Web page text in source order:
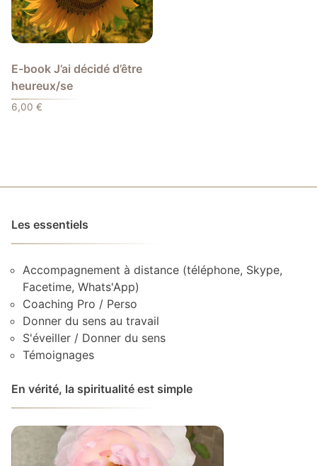
E-book J’ai décidé d’être
heureux/se
6,00 €
Les essentiels
Accompagnement à distance (téléphone, Skype,
Facetime, Whats'App)
Coaching Pro / Perso
Donner du sens au travail
S'éveiller / Donner du sens
Témoignages
En vérité, la spiritualité est simple